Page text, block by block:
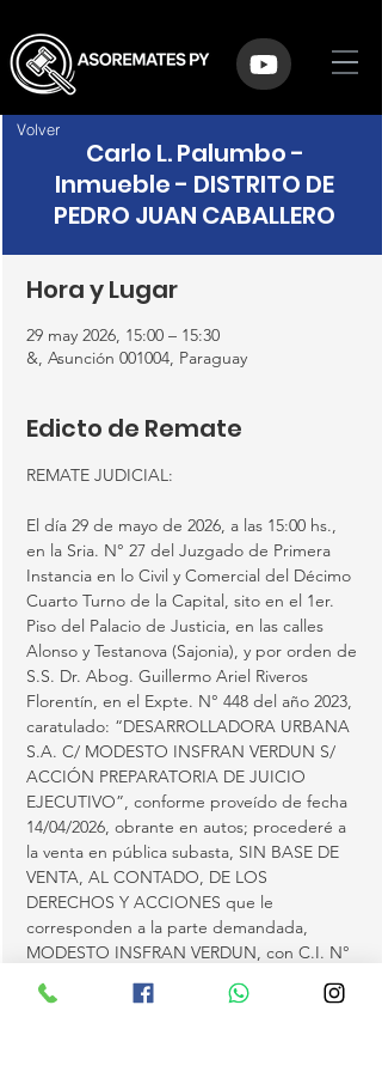
Carlo L. Palumbo -
Inmueble - DISTRITO DE
PEDRO JUAN CABALLERO
Hora y Lugar
29 may 2026, 15:00 – 15:30
&, Asunción 001004, Paraguay
Edicto de Remate
REMATE JUDICIAL:
El día 29 de mayo de 2026, a las 15:00 hs.,
en la Sria. N° 27 del Juzgado de Primera
Instancia en lo Civil y Comercial del Décimo
Cuarto Turno de la Capital, sito en el 1er.
Piso del Palacio de Justicia, en las calles
Alonso y Testanova (Sajonia), y por orden de
S.S. Dr. Abog. Guillermo Ariel Riveros
Florentín, en el Expte. N° 448 del año 2023,
caratulado: “DESARROLLADORA URBANA
S.A. C/ MODESTO INSFRAN VERDUN S/
ACCIÓN PREPARATORIA DE JUICIO
EJECUTIVO”, conforme proveído de fecha
14/04/2026, obrante en autos; procederé a
la venta en pública subasta, SIN BASE DE
VENTA, AL CONTADO, DE LOS
DERECHOS Y ACCIONES que le
corresponden a la parte demandada,
MODESTO INSFRAN VERDUN, con C.I. N°
5.856.018, sobre el contrato
“contradocumento” de fecha 26 de mayo
Volver